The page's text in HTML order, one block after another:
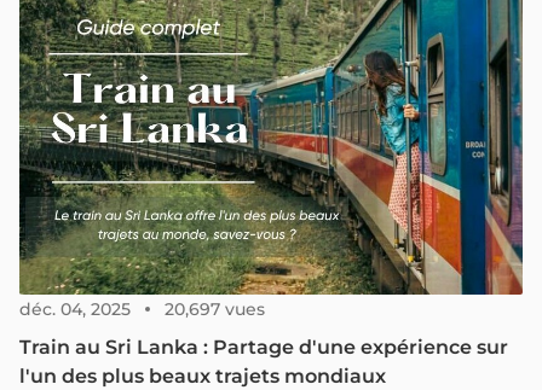
déc. 04, 2025 20,697 vues
Train au Sri Lanka : Partage d'une expérience sur
l'un des plus beaux trajets mondiaux